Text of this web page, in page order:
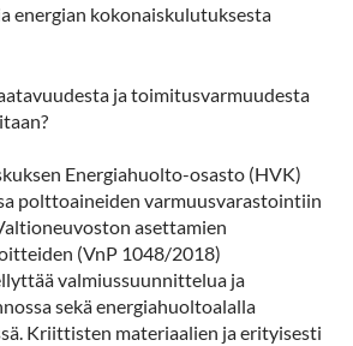
energian kokonaiskulutuksesta
ja toimitusvarmuudesta
Energiahuolto-osasto (HVK)
polttoaineiden varmuusvarastointiin
asettamien
(VnP 1048/2018)
valmiussuunnittelua ja
sekä energiahuoltoalalla
Kriittisten materiaalien ja erityisesti